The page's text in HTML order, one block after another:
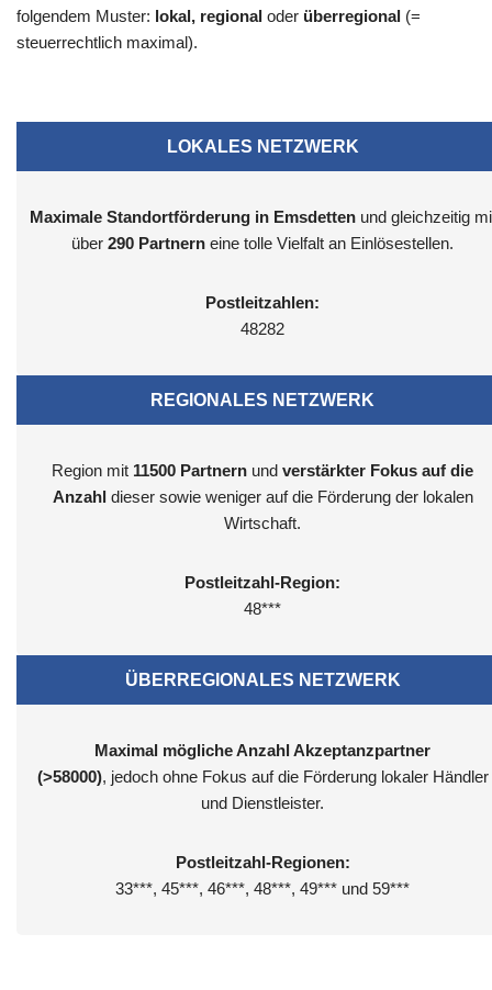
folgendem Muster: lokal, regional oder überregional (=
steuerrechtlich maximal).
LOKALES NETZWERK
Maximale Standortförderung in Emsdettenund gleichzeitig
über 290 Partnern eine tolle Vielfalt an Einlösestellen.
Postleitzahlen:
48282
REGIONALES NETZWERK
Region mit 11500 Partnern und verstärkter Fokus auf die
Anzahl dieser sowie weniger auf die Förderung der lokalen
Wirtschaft.
Postleitzahl-Region:
48***
ÜBERREGIONALES NETZWERK
Maximal mögliche Anzahl Akzeptanzpartner
(>58000), jedoch ohne Fokus auf die Förderung lokaler Händler
und Dienstleister.
Postleitzahl-Regionen:
33***, 45***, 46***, 48***, 49*** und 59***